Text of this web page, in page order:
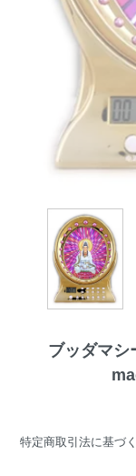
ブッダマ
特定商取引法に基づ